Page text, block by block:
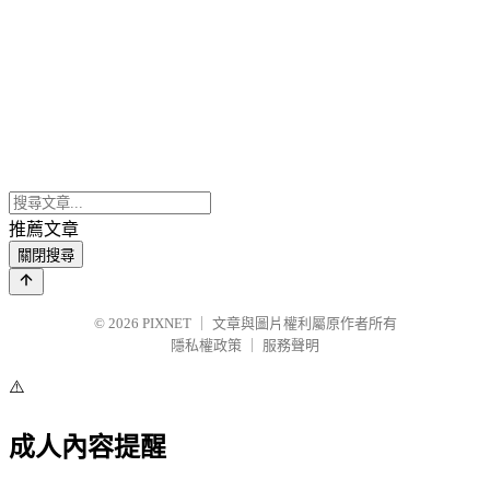
推薦文章
關閉搜尋
© 2026 PIXNET
文章與圖片權利屬原作者所有
隱私權政策
服務聲明
⚠️
成人內容提醒